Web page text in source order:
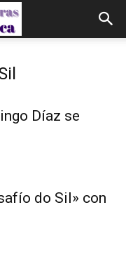
Díaz se
do Sil» con